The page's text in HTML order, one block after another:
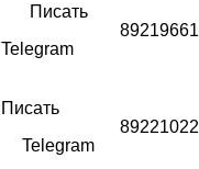
Писать
Telegram
Писать
Telegram